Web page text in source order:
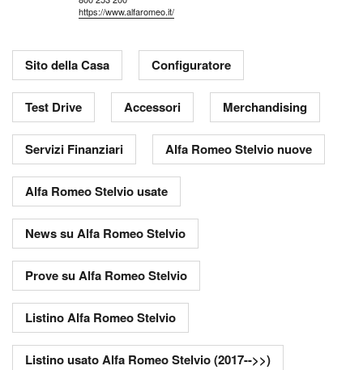
https://www.alfaromeo.it/
Sito della Casa Configuratore
Test Drive Accessori Merchandising
Servizi Finanziari Alfa Romeo Stelvio nuove
Alfa Romeo Stelvio usate
News su Alfa Romeo Stelvio
Prove su Alfa Romeo Stelvio
Listino Alfa Romeo Stelvio
Listino usato Alfa Romeo Stelvio (2017-->>)